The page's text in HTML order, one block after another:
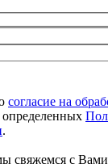
согласие на
определенных
.
свяжемся с